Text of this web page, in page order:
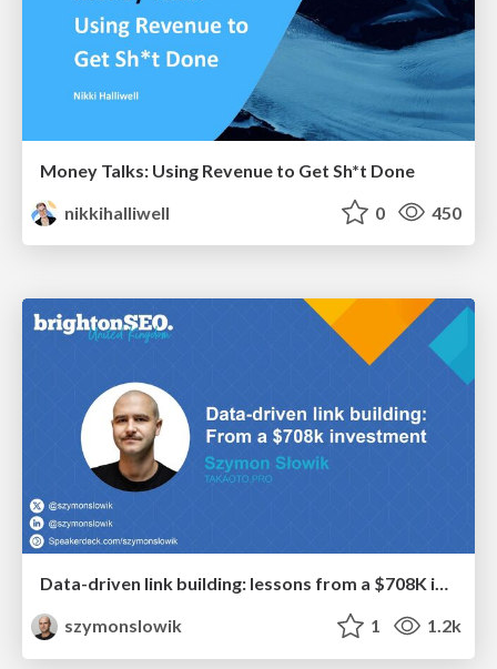
Money Talks: Using Revenue to Get Sh*t Done
nikkihalliwell
0 450
Data-driven link building: lessons from a $708K investment (BrightonSEO talk)
szymonslowik
1 1.2k